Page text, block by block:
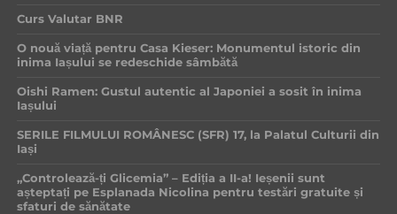
Curs Valutar BNR
O nouă viață pentru Casa Kieser: Monumentul istoric din
inima Iașului se redeschide sâmbătă
Oishi Ramen: Gustul autentic al Japoniei a sosit în inima
Iașului
SERILE FILMULUI ROMÂNESC (SFR) 17, la Palatul Culturii din
Iași
„Controlează-ți Glicemia” – Ediția a II-a! Ieșenii sunt
așteptați pe Esplanada Nicolina pentru testări gratuite și
sfaturi de sănătate